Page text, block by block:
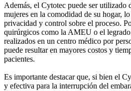
Además, el Cytotec puede ser utilizado
mujeres en la comodidad de su hogar,
privacidad y control sobre el proceso.
quirúrgicos como la AMEU o el
realizados en un centro médico por
puede resultar en mayores costos y
pacientes.
Es importante destacar que, si bien el
y efectiva para la interrupción del